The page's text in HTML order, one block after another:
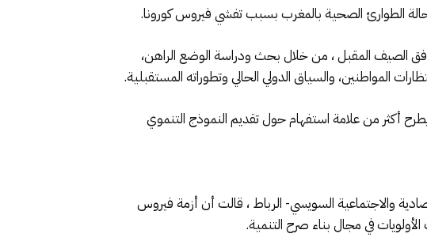
حالة الطوارئ الصحية بالمغرب بسبب تفشي فيروس كورونا.
بإعداد نموذج تنموي جديد في أفق الصيف المقبل ، من خلال بحث ودراسة الوضع الراهن،
المواطنين، والسياق الدولي الحالي وتطوراته المستقبلية.
أكثر من علامة استفهام حول تقديم النموذج التنموي
والاجتماعية السويسي- الرباط ، قالت أن أزمة فيروس
في مجال بناء صرح التنمية.